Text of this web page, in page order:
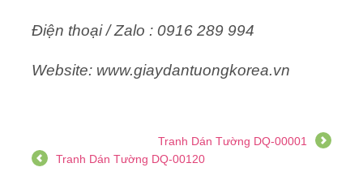
Điện thoại / Zalo : 0916 289 994
Website: www.giaydantuongkorea.vn
Tranh Dán Tường DQ-00001
Tranh Dán Tường DQ-00120